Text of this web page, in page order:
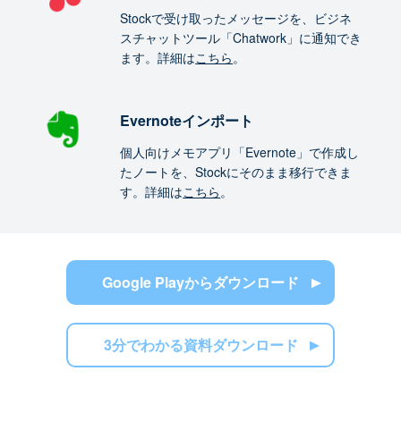
Stockで受け取ったメッセージを、ビジネ
スチャットツール「Chatwork」に通知でき
ます。詳細はこちら。
Evernoteインポート
個人向けメモアプリ「Evernote」で作成し
たノートを、Stockにそのまま移行できま
す。詳細はこちら。
Google Playからダウンロード
3分でわかる資料ダウンロード